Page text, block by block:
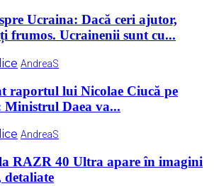
Ucraina: Dacă ceri ajutor,
frumos. Ucrainenii sunt cu...
AndreaS
raportul lui Nicolae Ciucă pe
Ministrul Daea va...
AndreaS
RAZR 40 Ultra apare în imagini
detaliate